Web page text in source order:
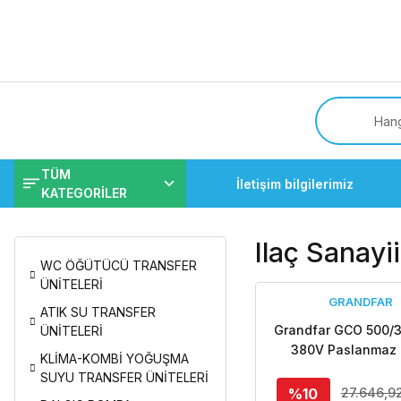
TÜM
KATEGORİLER
İletişim bilgilerimiz
WC ÖĞÜTÜCÜ TRANSFER
ÜNİTELERİ
ATIK SU TRANSFER
ÜNİTELERİ
KLİMA-KOMBİ YOĞUŞMA
SUYU TRANSFER ÜNİTELERİ
Ilaç
GRANDFAR
Grandfar GCO 500/
380V Paslanmaz
Santrifüj Pompa -
%10